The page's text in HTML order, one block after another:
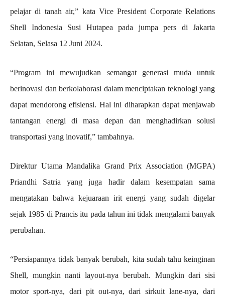
pelajar di tanah air,” kata Vice President Corporate Relations
Shell Indonesia Susi Hutapea pada jumpa pers di Jakarta
Selatan, Selasa 12 Juni 2024.
“Program ini mewujudkan semangat generasi muda untuk
berinovasi dan berkolaborasi dalam menciptakan teknologi yang
dapat mendorong efisiensi. Hal ini diharapkan dapat menjawab
tantangan energi di masa depan dan menghadirkan solusi
transportasi yang inovatif,” tambahnya.
Direktur Utama Mandalika Grand Prix Association (MGPA)
Priandhi Satria yang juga hadir dalam kesempatan sama
mengatakan bahwa kejuaraan irit energi yang sudah digelar
sejak 1985 di Prancis itu pada tahun ini tidak mengalami banyak
perubahan.
“Persiapannya tidak banyak berubah, kita sudah tahu keinginan
Shell, mungkin nanti layout-nya berubah. Mungkin dari sisi
motor sport-nya, dari pit out-nya, dari sirkuit lane-nya, dari